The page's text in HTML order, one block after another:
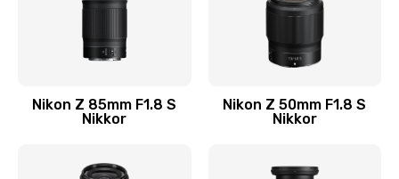
Nikon Z 85mm F1.8 S
Nikkor
Nikon Z 50mm F1.8 S
Nikkor